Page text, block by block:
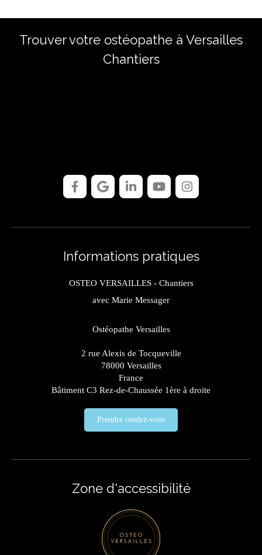
Trouver votre ostéopathe à Versailles
Chantiers
Informations pratiques
OSTEO VERSAILLES - Chantiers
avec Marie Messager
Ostéopathe Versailles
2 rue Alexis de Tocqueville
78000 Versailles
France
Bâtiment C3 Rez-de-Chaussée 1ère à droite
Prendre rendez-vous
Zone d'accessibilité